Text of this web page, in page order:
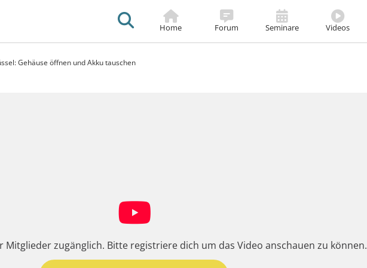
Sticky
Footer
Home Forum Seminare Videos
Gehäuse öffnen und Akku tauschen
Mitglieder zugänglich. Bitte registriere dich um das Video anschauen zu können.